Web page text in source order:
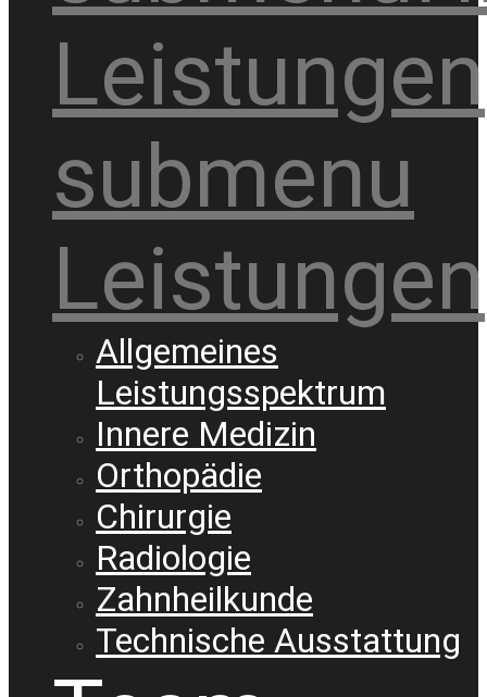
Leistungen
submenu
Leistungen
Allgemeines
Leistungsspektrum
Innere Medizin
Orthopädie
Chirurgie
Radiologie
Zahnheilkunde
Technische Ausstattung